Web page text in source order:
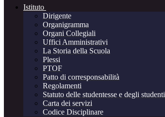
Istituto
Dirigente
Organigramma
Organi Collegiali
Uffici Amministrativi
La Storia della Scuola
Plessi
PTOF
Patto di corresponsabilità
Regolamenti
Statuto delle studentesse e degli studenti
Carta dei servizi
Codice Disciplinare